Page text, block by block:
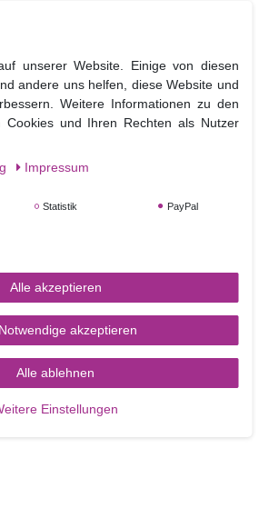
unserer Website. Einige von diesen
andere uns helfen, diese Website und
Weitere Informationen zu den
Cookies und Ihren Rechten als Nutzer
Impressum
Statistik PayPal
Alle akzeptieren
akzeptieren
Alle ablehnen
Einstellungen